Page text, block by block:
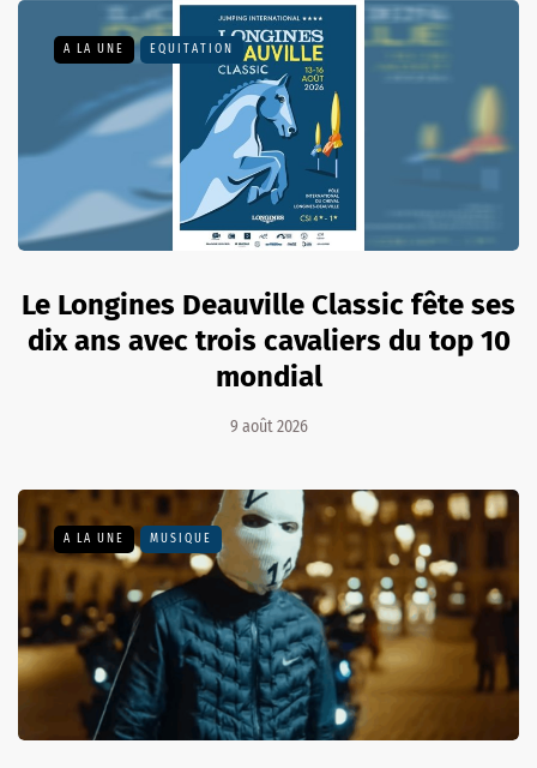
A LA UNE EQUITATION
Le Longines Deauville Classic fête ses
dix ans avec trois cavaliers du top 10
mondial
9 août 2026
A LA UNE MUSIQUE